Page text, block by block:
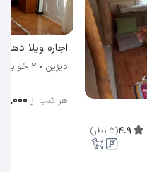
4.9
(
5 نظر)
اجاره ویلا
دیزین 2 خوابه
هر شب از